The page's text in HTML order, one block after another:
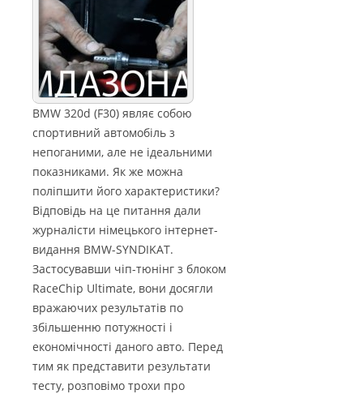
BMW 320d (F30) являє собою
спортивний автомобіль з
непоганими, але не ідеальними
показниками. Як же можна
поліпшити його характеристики?
Відповідь на це питання дали
журналісти німецького інтернет-
видання BMW-SYNDIKAT.
Застосувавши чіп-тюнінг з блоком
RaceChip Ultimate, вони досягли
вражаючих результатів по
збільшенню потужності і
економічності даного авто. Перед
тим як представити результати
тесту, розповімо трохи про